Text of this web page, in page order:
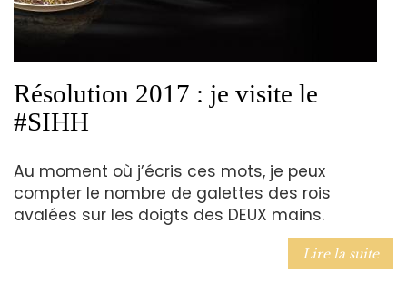
Résolution 2017 : je visite le
#SIHH
Au moment où j’écris ces mots, je peux
compter le nombre de galettes des rois
avalées sur les doigts des DEUX mains.
Lire la suite